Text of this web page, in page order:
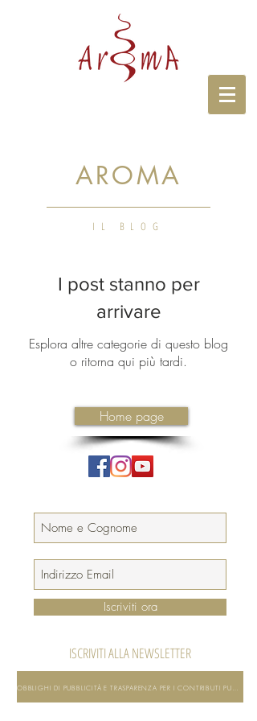
AROMA
IL BLOG
I post stanno per
arrivare
Esplora altre categorie di questo blog
o ritorna qui più tardi.
Home page
Iscriviti ora
ISCRIVITI ALLA NEWSLETTER
OBBLIGHI DI PUBBLICITÀ E TRASPARENZA PER I CONTRIBUTI PUBBLICI